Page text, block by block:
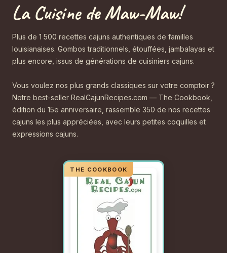
La Cuisine de Maw-Maw!
Plus de 1 500 recettes cajuns authentiques de familles
louisianaises. Gombos traditionnels, étouffées, jambalayas et
plus encore, issus de générations de cuisiniers cajuns.
Vous voulez nos plus grands classiques sur votre comptoir ?
Notre best-seller RealCajunRecipes.com — The Cookbook,
édition du 15e anniversaire, rassemble 350 de nos recettes
cajuns les plus appréciées, avec leurs petites coquilles et
expressions cajuns.